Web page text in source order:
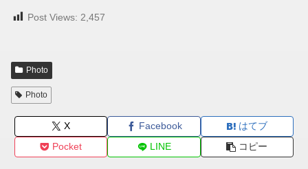
Post Views: 2,457
Photo
Photo
X Facebook
はてブ
Pocket
LINE コピー